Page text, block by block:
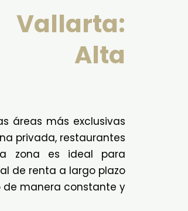
Alta
áreas más exclusivas
privada, restaurantes
zona es ideal para
de renta a largo plazo
de manera constante y